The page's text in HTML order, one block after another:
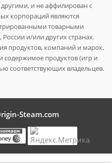
и не аффилирован с
корпораций являются
товарными
и/или других странах.
продуктов, компаний и марок,
содержимое продуктов (игр и
соответствующих владельцев.
Steam.com